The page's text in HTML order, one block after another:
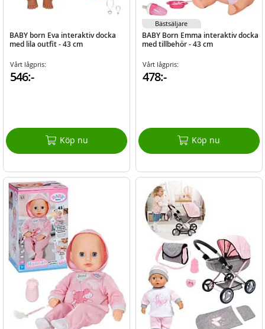
BABY born Eva interaktiv docka
med lila outfit - 43 cm
Vårt lågpris:
546:-
Köp nu
BABY Born Emma interaktiv docka
med tillbehör - 43 cm
Vårt lågpris:
478:-
Köp nu
Bästsäljare